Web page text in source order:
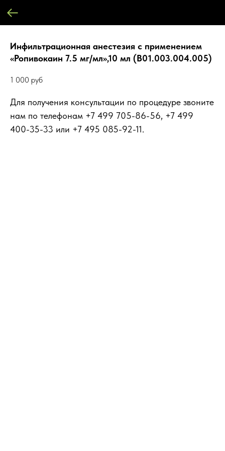
Инфильтрационная анестезия с применением
«Ропивокаин 7.5 мг/мл»,10 мл (B01.003.004.005)
1 000 руб
Для получения консультации по процедуре звоните
нам по телефонам +7 499 705-86-56, +7 499
400-35-33 или +7 495 085-92-11.